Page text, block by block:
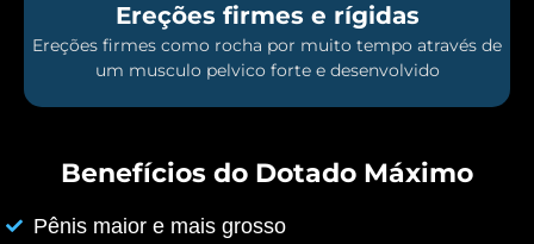
Ereções firmes e rígidas
Ereções firmes como rocha por muito tempo através de
um musculo pelvico forte e desenvolvido
Benefícios do Dotado Máximo
Pênis maior e mais grosso